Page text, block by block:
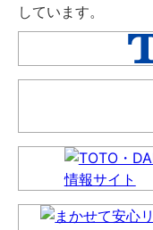
しています。